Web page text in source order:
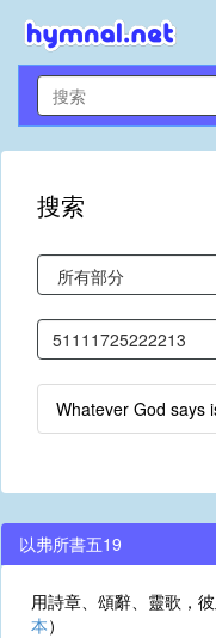
搜索
Whatever God says
以弗所書五19
用詩章、頌辭、靈歌，
本）